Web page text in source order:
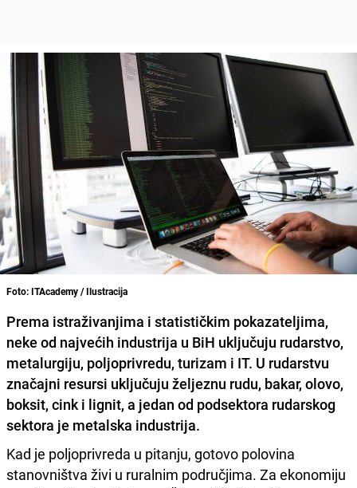
Foto: ITAcademy / Ilustracija
Prema istraživanjima i statističkim pokazateljima,
neke od najvećih industrija u BiH uključuju rudarstvo,
metalurgiju, poljoprivredu, turizam i IT. U rudarstvu
značajni resursi uključuju željeznu rudu, bakar, olovo,
boksit, cink i lignit, a jedan od podsektora rudarskog
sektora je metalska industrija.
Kad je poljoprivreda u pitanju, gotovo polovina
stanovništva živi u ruralnim područjima. Za ekonomiju